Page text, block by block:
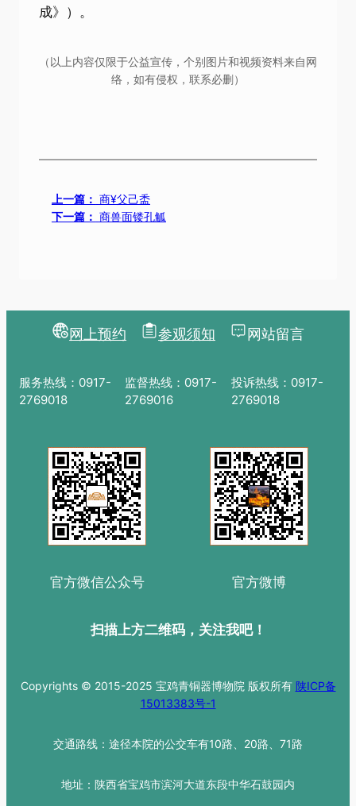
成》）。
（以上内容仅限于公益宣传，个别图片和视频资料来自网
络，如有侵权，联系必删）
上一篇： 商¥父己盉
下一篇： 商兽面镂孔觚
网上预约 参观须知 网站留言
服务热线：0917-
2769018
监督热线：0917-
2769016
投诉热线：0917-
2769018
官方微信公众号 官方微博
扫描上方二维码，关注我吧！
Copyrights © 2015-2025 宝鸡青铜器博物院 版权所有 陕ICP备
15013383号-1
交通路线：途径本院的公交车有10路、20路、71路
地址：陕西省宝鸡市滨河大道东段中华石鼓园内